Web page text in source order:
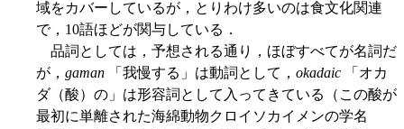
域をカバーしているが，とりわけ多いのは食文化関連
で，10語ほどが関与している．
品詞としては，予想される通り，ほぼすべてが名詞だ
が， gaman 「我慢する」は動詞として， okadaic 「オカ
ダ（酸）の」は形容詞として入ってきている（この酸が
最初に単離された海綿動物クロイソカイメンの学名